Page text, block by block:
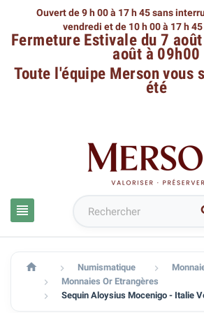
Ouvert de 9 h 00 à 17 h 45 sans
vendredi et de 10 h 00 à 17 h
Fermeture Estivale du 7
août à 09h00
Toute l'équipe Mersonvous
été

  Numismatique 
 Monnaies Or Etrangères
 Sequin Aloysius Mocenigo - Italie